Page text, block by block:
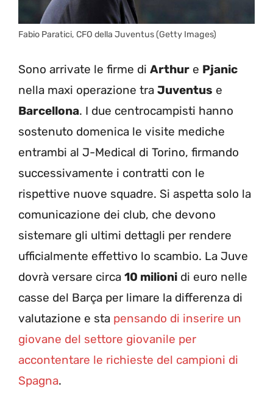
Fabio Paratici, CFO della Juventus (Getty Images)
Sono arrivate le firme di Arthur e Pjanic
nella maxi operazione tra Juventus e
Barcellona. I due centrocampisti hanno
sostenuto domenica le visite mediche
entrambi al J-Medical di Torino, firmando
successivamente i contratti con le
rispettive nuove squadre. Si aspetta solo la
comunicazione dei club, che devono
sistemare gli ultimi dettagli per rendere
ufficialmente effettivo lo scambio. La Juve
dovrà versare circa 10 milioni di euro nelle
casse del Barça per limare la differenza di
valutazione e sta pensando di inserire un
giovane del settore giovanile per
accontentare le richieste del campioni di
Spagna.